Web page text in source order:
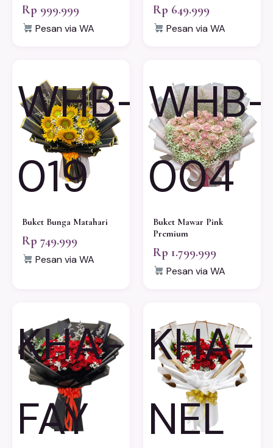
Rp 999.999
Pesan via WA
Rp 649.999
Pesan via WA
WHB-
019
Buket Bunga Matahari
Rp 749.999
Pesan via WA
WHB-
004
Buket Mawar Pink
Premium
Rp 1.799.999
Pesan via WA
KHA-
FAY
KHA-
NEL